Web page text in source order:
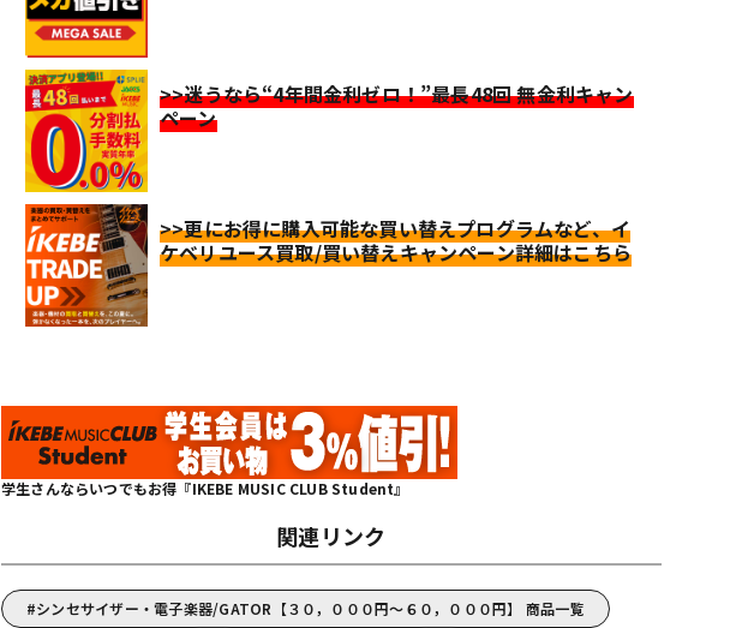
>>迷うなら“4年間金利ゼロ！”最長48回 無金利キャン
ペーン
>>更にお得に購入可能な買い替えプログラムなど、イ
ケベリユース買取/買い替えキャンペーン詳細はこちら
学生さんならいつでもお得『IKEBE MUSIC CLUB Student』
関連リンク
シンセサイザー・電子楽器/GATOR【３０，０００円～６０，０００円】 商品一覧